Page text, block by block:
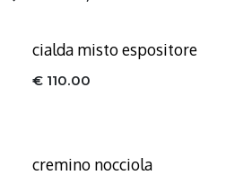
cialda misto espositore
€ 110.00
cremino nocciola